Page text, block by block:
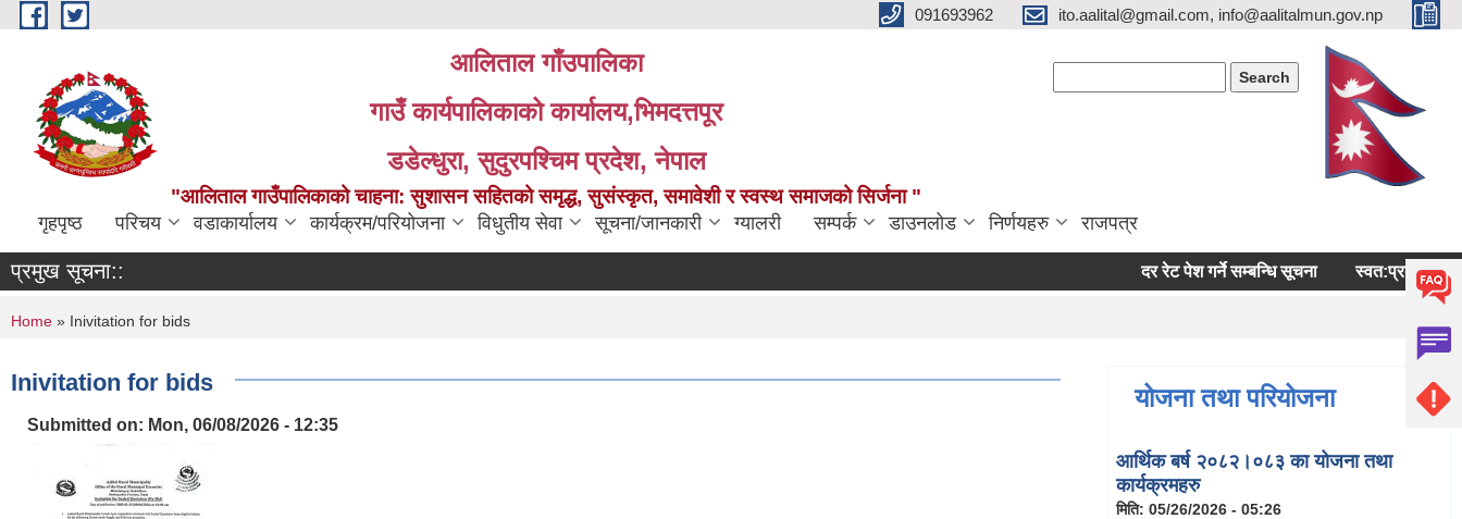
Skip to main content 091693962 ito.aalital@gmail.com, info@aalitalmun.gov.np
आलिताल गाँउपालिका
गाउँ कार्यपालिकाको कार्यालय,भिमदत्तपूर
डडेल्धुरा, सुदुरपश्चिम प्रदेश, नेपाल
"आलिताल गाउँपालिकाको चाहना: सुशासन सहितको समृद्ध, सुसंस्कृत, समावेशी र स्वस्थ समाजको सिर्जना "
गृहपृष्ठ परिचय वडाकार्यालय कार्यक्रम/परियोजना विधुतीय सेवा सूचना/जानकारी ग्यालरी सम्पर्क डाउनलोड निर्णयहरु राजपत्र
प्रमुख सूचना:: दर रेट पेश गर्ने सम्बन्धि सूचना स्वत:प्रकासन (बैशाख-
You are here
Home » Inivitation for bids
Inivitation for bids
Submitted on: Mon, 06/08/2026 - 12:35
योजना तथा परियोजना
आर्थिक बर्ष २०८२।०८३ का योजना तथा
कार्यक्रमहरु
मिति: 05/26/2026 - 05:26